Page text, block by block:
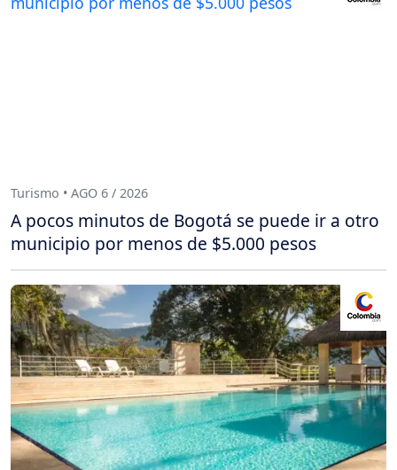
Turismo • AGO 6 / 2026
A pocos minutos de Bogotá se puede ir a otro
municipio por menos de $5.000 pesos